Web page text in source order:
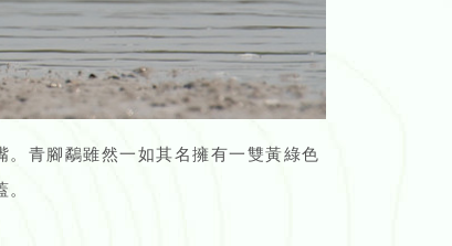
青腳鷸雖然一如其名擁有一雙黃綠色